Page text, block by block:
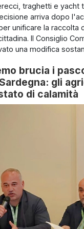
traghetti e yacht
arriva dopo
unificare la raccolta
Il Consiglio
una modifica
brucia i
gli
di calamità